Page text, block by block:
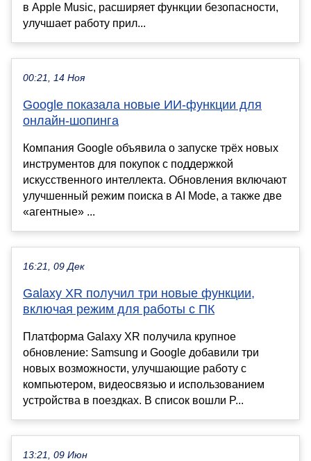
в Apple Music, расширяет функции безопасности,
улучшает работу прил...
00:21, 14 Ноя
Google показала новые ИИ-функции для
онлайн-шопинга
Компания Google объявила о запуске трёх новых
инструментов для покупок с поддержкой
искусственного интеллекта. Обновления включают
улучшенный режим поиска в AI Mode, а также две
«агентные» ...
16:21, 09 Дек
Galaxy XR получил три новые функции,
включая режим для работы с ПК
Платформа Galaxy XR получила крупное
обновление: Samsung и Google добавили три
новых возможности, улучшающие работу с
компьютером, видеосвязью и использованием
устройства в поездках. В список вошли P...
13:21, 09 Июн